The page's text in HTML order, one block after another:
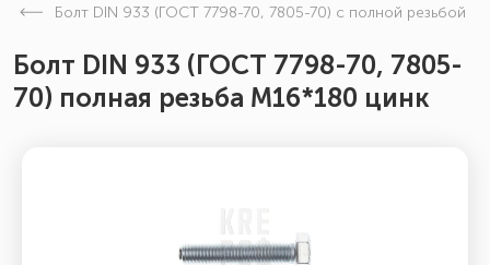
Болт DIN 933 (ГОСТ 7798-70, 7805-70) с полной резьбой
Болт DIN 933 (ГОСТ 7798-70, 7805-
70) полная резьба М16*180 цинк